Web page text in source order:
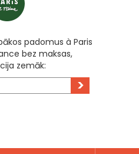
padomus à Paris
bez maksas,
zemāk:
>